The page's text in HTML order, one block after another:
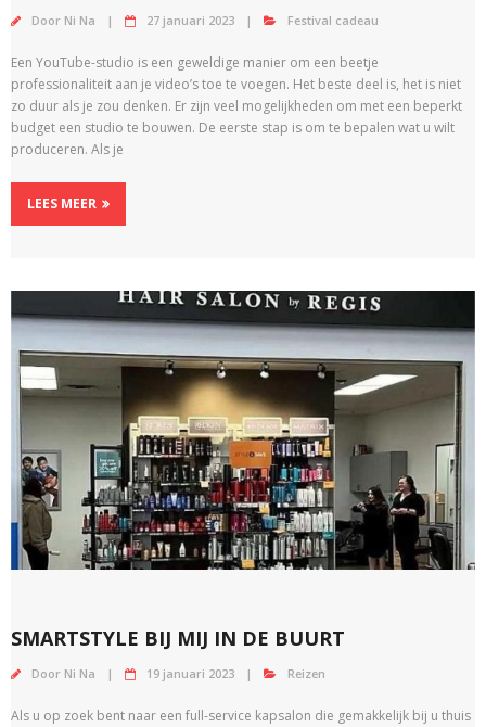
Door Ni Na 27 januari 2023 Festival cadeau
Een YouTube-studio is een geweldige manier om een beetje
professionaliteit aan je video’s toe te voegen. Het beste deel is, het is niet
zo duur als je zou denken. Er zijn veel mogelijkheden om met een beperkt
budget een studio te bouwen. De eerste stap is om te bepalen wat u wilt
produceren. Als je
LEES MEER
SMARTSTYLE BIJ MIJ IN DE BUURT
Door Ni Na 19 januari 2023 Reizen
Als u op zoek bent naar een full-service kapsalon die gemakkelijk bij u thuis